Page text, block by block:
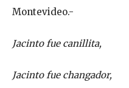
Montevideo.-
Jacinto fue canillita,
Jacinto fue changador,